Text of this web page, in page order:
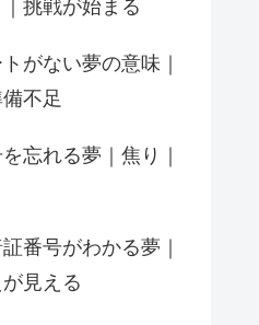
挑戦が始まる
がない夢の意味｜
不足
忘れる夢｜焦り｜
番号がわかる夢｜
見える